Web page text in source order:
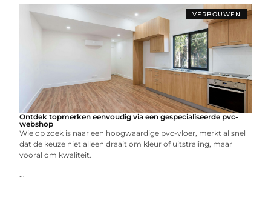
VERBOUWEN
Ontdek topmerken eenvoudig via een gespecialiseerde pvc-
webshop
Wie op zoek is naar een hoogwaardige pvc-vloer, merkt al snel
dat de keuze niet alleen draait om kleur of uitstraling, maar
vooral om kwaliteit.
...